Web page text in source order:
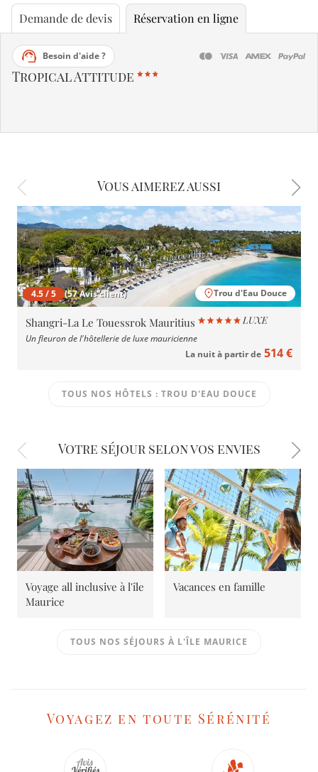
Demande de devis Réservation en ligne
Tropical Attitude
Besoin d'aide ?
Vous aimerez aussi
4.5 / 5 (57 Avis client) Trou d'Eau Douce
Shangri-La Le Touessrok Mauritius
Un fleuron de l'hôtellerie de luxe mauricienne
La nuit à partir de 514 €
TOUS NOS HÔTELS : TROU D'EAU DOUCE
Votre séjour selon vos envies
Voyage all inclusive à l'île
Maurice
Vacances en famille
TOUS NOS SÉJOURS À L'ÎLE MAURICE
Voyagez en toute Sérénité